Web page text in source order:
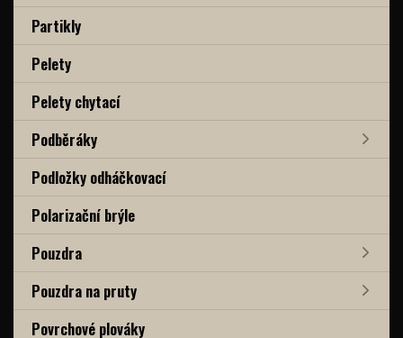
Partikly
Pelety
Pelety chytací
Podběráky
Podložky odháčkovací
Polarizační brýle
Pouzdra
Pouzdra na pruty
Povrchové plováky